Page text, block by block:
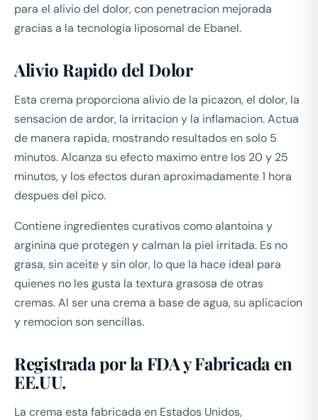
para el alivio del dolor, con penetracion mejorada
gracias a la tecnologia liposomal de Ebanel.
Alivio Rapido del Dolor
Esta crema proporciona alivio de la picazon, el dolor, la
sensacion de ardor, la irritacion y la inflamacion. Actua
de manera rapida, mostrando resultados en solo 5
minutos. Alcanza su efecto maximo entre los 20 y 25
minutos, y los efectos duran aproximadamente 1 hora
despues del pico.
Contiene ingredientes curativos como alantoina y
arginina que protegen y calman la piel irritada. Es no
grasa, sin aceite y sin olor, lo que la hace ideal para
quienes no les gusta la textura grasosa de otras
cremas. Al ser una crema a base de agua, su aplicacion
y remocion son sencillas.
Registrada por la FDA y Fabricada en
EE.UU.
La crema esta fabricada en Estados Unidos,